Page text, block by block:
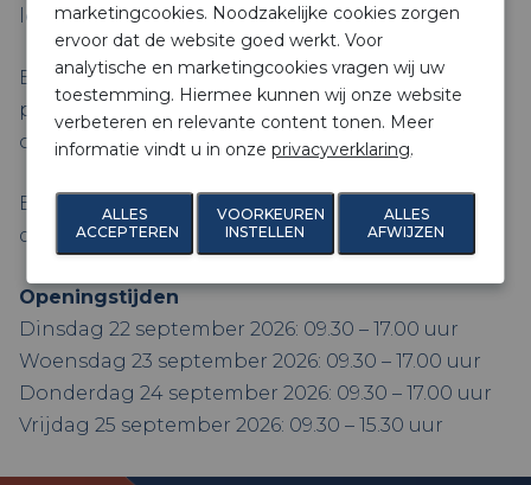
leg je verbindingen die je werk vooruithelpen.
Bereid je voor op een inspirerende editie vol
praktische inzichten, nieuwe kansen en
ontmoetingen die waarde toevoegen.
Bezoek onze stand 7F051en laat u verrassen
door onze unieke aanpak.
Openingstijden
Dinsdag 22 september 2026: 09.30 – 17.00 uur
Woensdag 23 september 2026: 09.30 – 17.00 uur
Donderdag 24 september 2026: 09.30 – 17.00 uur
Vrijdag 25 september 2026: 09.30 – 15.30 uur
marketingcookies. Noodzakelijke cookies zorgen
ervoor dat de website goed werkt. Voor
analytische en marketingcookies vragen wij uw
toestemming. Hiermee kunnen wij onze website
verbeteren en relevante content tonen. Meer
informatie vindt u in onzeprivacyverklaring.
ALLES
ACCEPTEREN
VOORKEUREN
INSTELLEN
ALLES
AFWIJZEN